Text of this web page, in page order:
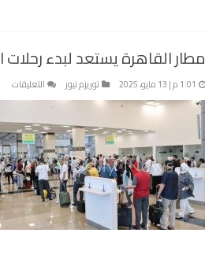
مطار القاهرة يستعد لبدء رحلات
1:01 م | 13 مايو، 2025 توريزم نيوز التعليقات